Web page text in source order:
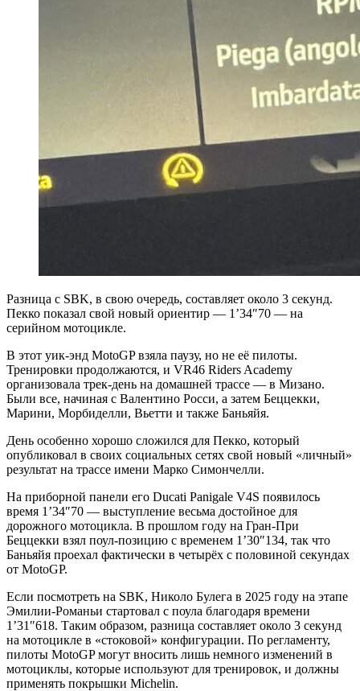
Разница с SBK, в свою очередь, составляет около 3 секунд.
Пекко показал свой новый ориентир — 1’34″70 — на
серийном мотоцикле.
В этот уик-энд MotoGP взяла паузу, но не её пилоты.
Тренировки продолжаются, и VR46 Riders Academy
организовала трек-день на домашней трассе — в Мизано.
Были все, начиная с Валентино Росси, а затем Беццекки,
Марини, Морбиделли, Вьетти и также Баньяйя.
День особенно хорошо сложился для Пекко, который
опубликовал в своих социальных сетях свой новый «личный»
результат на трассе имени Марко Симончелли.
На приборной панели его Ducati Panigale V4S появилось
время 1’34″70 — выступление весьма достойное для
дорожного мотоцикла. В прошлом году на Гран-При
Беццекки взял поул-позицию с временем 1’30″134, так что
Баньяйя проехал фактически в четырёх с половиной секундах
от MotoGP.
Если посмотреть на SBK, Николо Булега в 2025 году на этапе
Эмилии-Романьи стартовал с поула благодаря времени
1’31″618. Таким образом, разница составляет около 3 секунд
на мотоцикле в «стоковой» конфигурации. По регламенту,
пилоты MotoGP могут вносить лишь немного изменений в
мотоциклы, которые используют для тренировок, и должны
применять покрышки Michelin.